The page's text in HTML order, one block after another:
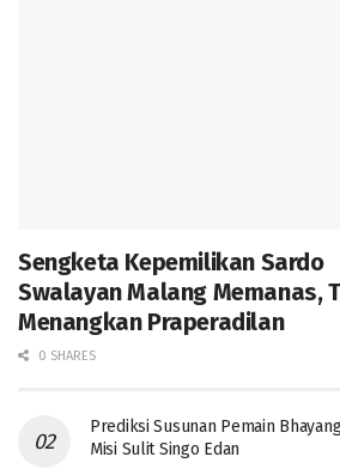
Sengketa Kepemilikan Sardo
Swalayan Malang Memanas,
Menangkan Praperadilan
0 SHARES
Prediksi Susunan Pemain
Misi Sulit Singo Edan